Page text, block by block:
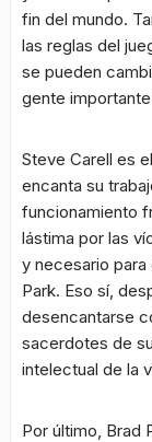
fin del mundo.
las reglas del
se pueden
gente
Steve Carell es el
encanta su
funcionamiento
lástima por las
y necesario
Park. Eso sí,
desencantarse
sacerdotes de
intelectual de la
Por último, Brad